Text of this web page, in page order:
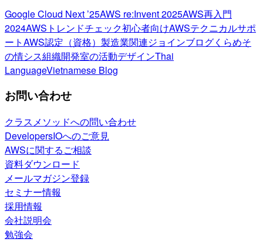
Google Cloud Next ’25AWS re:Invent 2025AWS再入門
2024AWSトレンドチェック初心者向けAWSテクニカルサポ
ートAWS認定（資格） 製造業関連ジョインブログくらめそ
の情シス組織開発室の活動デザインThai
LanguageVietnamese Blog
お問い合わせ
クラスメソッドへの問い合わせ
DevelopersIOへのご意見
AWSに関するご相談
資料ダウンロード
メールマガジン登録
セミナー情報
採用情報
会社説明会
勉強会